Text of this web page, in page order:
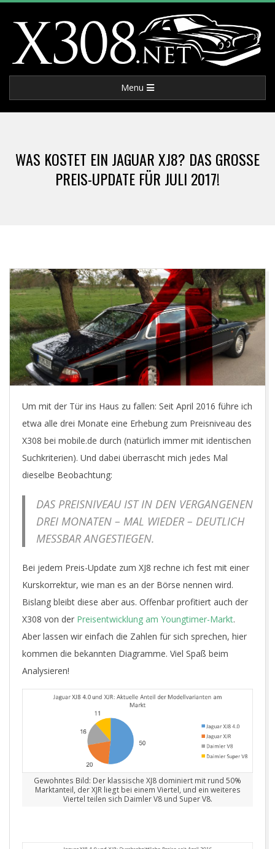
content
X
3
0
8
E
T
Navigation
Menu
WAS KOSTET EIN JAGUAR XJ8? DAS GROSSE P
REIS-UPDATE FÜR JULI 2017!
Um mit der Tür ins Haus zu fallen: Seit April 2016 führe ich
etwa alle drei Monate eine Erhebung zum Preisniveau des
X308 bei mobile.de durch (natürlich immer mit identischen
Suchkriterien). Und dabei überrascht mich jedes Mal
dieselbe Beobachtung:
DAS PREISNIVEAU IST IN DEN VERGANGENEN
DREI MONATEN – MAL WIEDER – DEUTLICH
MESSBAR ANGESTIEGEN.
Bei jedem Preis-Update zum XJ8 rechne ich fest mit einer
Kurskorrektur, wie man es an der Börse nennen wird.
Bislang bleibt diese aber aus. Offenbar profitiert auch der
X308 von der Preisentwicklung am Youngtimer-Markt.
Aber lassen wir einfach die Zahlen für sich sprechen, hier
kommen die bekannten Diagramme. Viel Spaß beim
Analysieren!
Gewohntes Bild: Der klassische XJ8 dominiert mit rund 50%
Marktanteil, der XJR liegt bei einem Viertel, und ein weiteres
Viertel teilen sich Daimler V8 und Super V8.